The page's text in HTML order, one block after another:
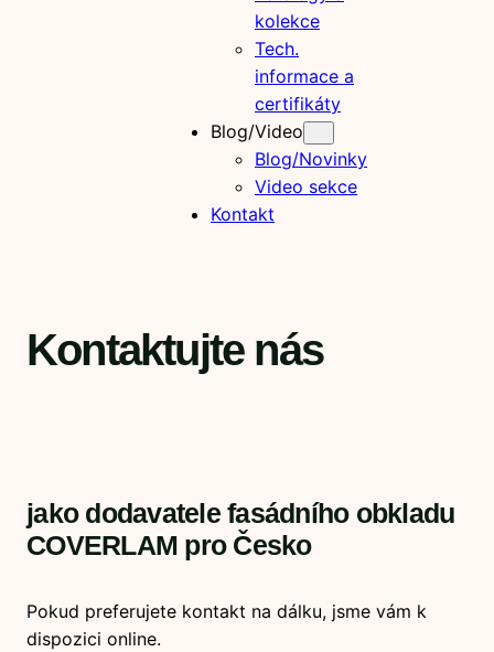
kolekce
Tech.
informace a
certifikáty
Blog/Video
Blog/Novinky
Video sekce
Kontakt
Kontaktujte nás
jako dodavatele fasádního obkladu
COVERLAM pro Česko
Pokud preferujete kontakt na dálku, jsme vám k
dispozici online.